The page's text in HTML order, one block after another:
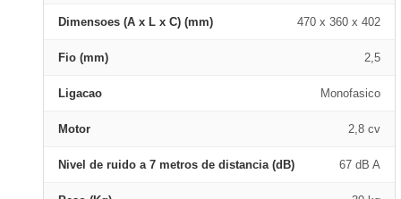
Dimensoes (A x L x C) (mm) 470 x 360 x 402
Fio (mm) 2,5
Ligacao Monofasico
Motor 2,8 cv
Nivel de ruido a 7 metros de distancia (dB) 67 dB A